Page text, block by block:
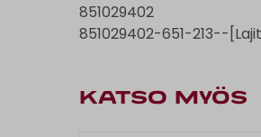
851029402
851029402-651-213--
KATSO MYÖS